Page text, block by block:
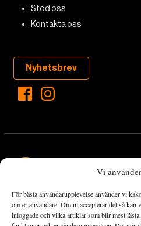
Vi
För bästa användarupplevelse använder vi
om er användare. Om ni accepterar det så
inloggade och vilka artiklar som blir mest
Stöd oss
Kontakta oss
Nyhetsbrev
Landets Fria Tidning är en
det viktigaste som händer lokalt